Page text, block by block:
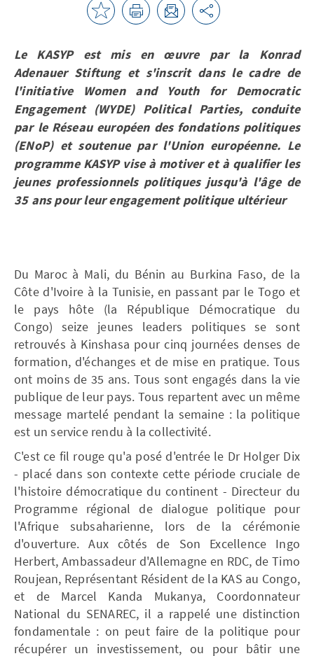
Le KASYP est mis en œuvre par la Konrad
Adenauer Stiftung et s'inscrit dans le cadre de
l'initiative Women and Youth for Democratic
Engagement (WYDE) Political Parties, conduite
par le Réseau européen des fondations politiques
(ENoP) et soutenue par l'Union européenne. Le
programme KASYP vise à motiver et à qualifier les
jeunes professionnels politiques jusqu'à l'âge de
35 ans pour leur engagement politique ultérieur
Du Maroc à Mali, du Bénin au Burkina Faso, de la
Côte d'Ivoire à la Tunisie, en passant par le Togo et
le pays hôte (la République Démocratique du
Congo) seize jeunes leaders politiques se sont
retrouvés à Kinshasa pour cinq journées denses de
formation, d'échanges et de mise en pratique. Tous
ont moins de 35 ans. Tous sont engagés dans la vie
publique de leur pays. Tous repartent avec un même
message martelé pendant la semaine : la politique
est un service rendu à la collectivité.
C'est ce fil rouge qu'a posé d'entrée le Dr Holger Dix
- placé dans son contexte cette période cruciale de
l'histoire démocratique du continent - Directeur du
Programme régional de dialogue politique pour
l'Afrique subsaharienne, lors de la cérémonie
d'ouverture. Aux côtés de Son Excellence Ingo
Herbert, Ambassadeur d'Allemagne en RDC, de Timo
Roujean, Représentant Résident de la KAS au Congo,
et de Marcel Kanda Mukanya, Coordonnateur
National du SENAREC, il a rappelé une distinction
fondamentale : on peut faire de la politique pour
récupérer un investissement, ou pour bâtir une